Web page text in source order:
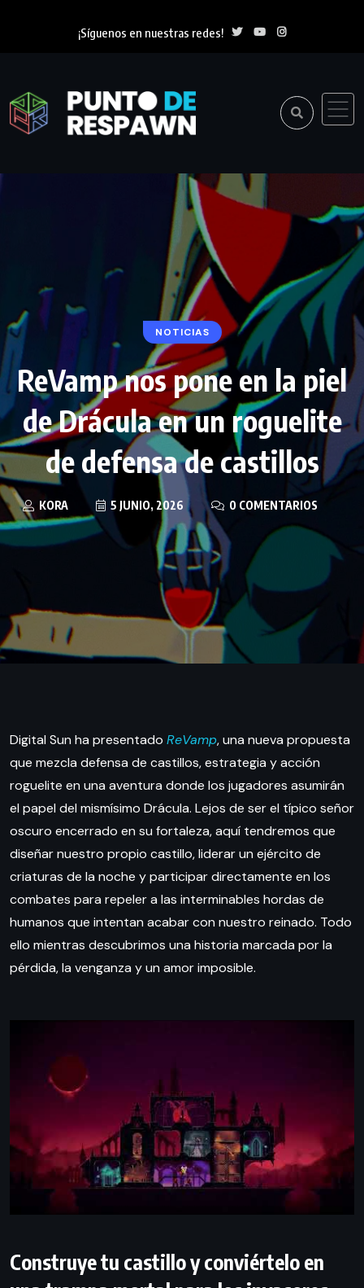
¡Síguenos en nuestras redes!
NOTICIAS
ReVamp nos pone en la piel
de Drácula en un roguelite
de defensa de castillos
KORA 5 JUNIO, 2026 0 COMENTARIOS
Digital Sun ha presentado ReVamp, una nueva propuesta
que mezcla defensa de castillos, estrategia y acción
roguelite en una aventura donde los jugadores asumirán
el papel del mismísimo Drácula. Lejos de ser el típico señor
oscuro encerrado en su fortaleza, aquí tendremos que
diseñar nuestro propio castillo, liderar un ejército de
criaturas de la noche y participar directamente en los
combates para repeler a las interminables hordas de
humanos que intentan acabar con nuestro reinado. Todo
ello mientras descubrimos una historia marcada por la
pérdida, la venganza y un amor imposible.
Construye tu castillo y conviértelo en